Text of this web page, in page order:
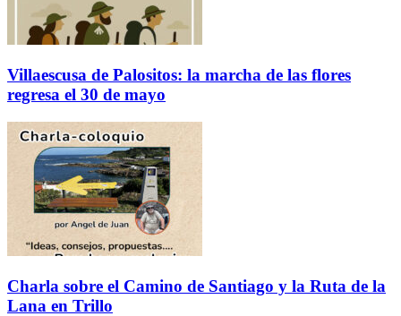
Villaescusa de Palositos: la marcha de las flores
regresa el 30 de mayo
Charla sobre el Camino de Santiago y la Ruta de la
Lana en Trillo